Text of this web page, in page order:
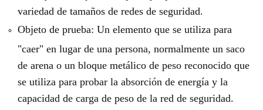
variedad de tamaños de redes de seguridad.
Objeto de prueba: Un elemento que se utiliza para
"caer" en lugar de una persona, normalmente un saco
de arena o un bloque metálico de peso reconocido que
se utiliza para probar la absorción de energía y la
capacidad de carga de peso de la red de seguridad.